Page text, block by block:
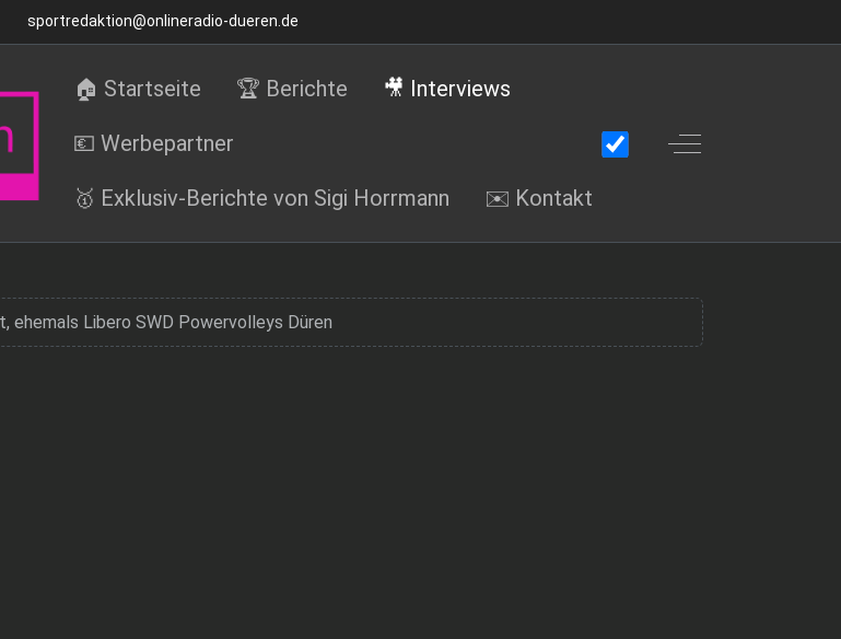
sportredaktion@onlineradio-dueren.de
🏠 Startseite 🏆 Berichte 🎥 Interviews
💶 Werbepartner
🥇 Exklusiv-Berichte von Sigi Horrmann ✉️ Kontakt
Off-Canvas Toggle
ehemals Libero SWD Powervolleys Düren